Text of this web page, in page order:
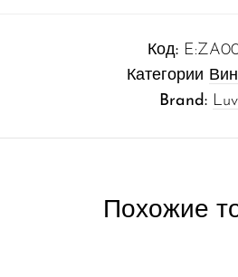
Код:
Категории
Brand:
Похожие